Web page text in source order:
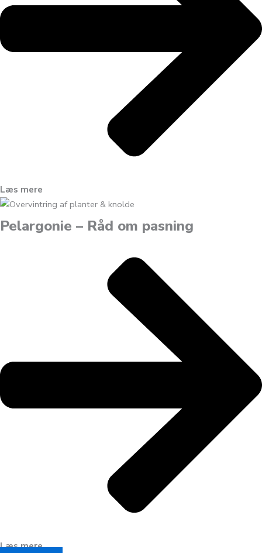
Læs mere
Pelargonie – Råd om pasning
Læs mere